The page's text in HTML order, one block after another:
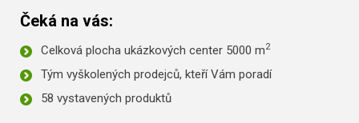
Čeká na vás:
Celková plocha ukázkových center 5000 m2
Tým vyškolených prodejců, kteří Vám poradí
58 vystavených produktů